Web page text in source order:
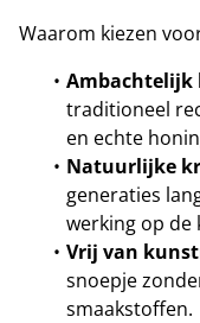
Waarom kiezen
Ambachtelijk
traditioneel
en echte
Natuurlijke
generaties
werking op de
Vrij van
snoepje
smaakstoffen.